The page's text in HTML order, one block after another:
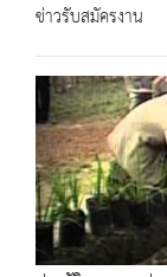
ข่าวรับสมัครงาน